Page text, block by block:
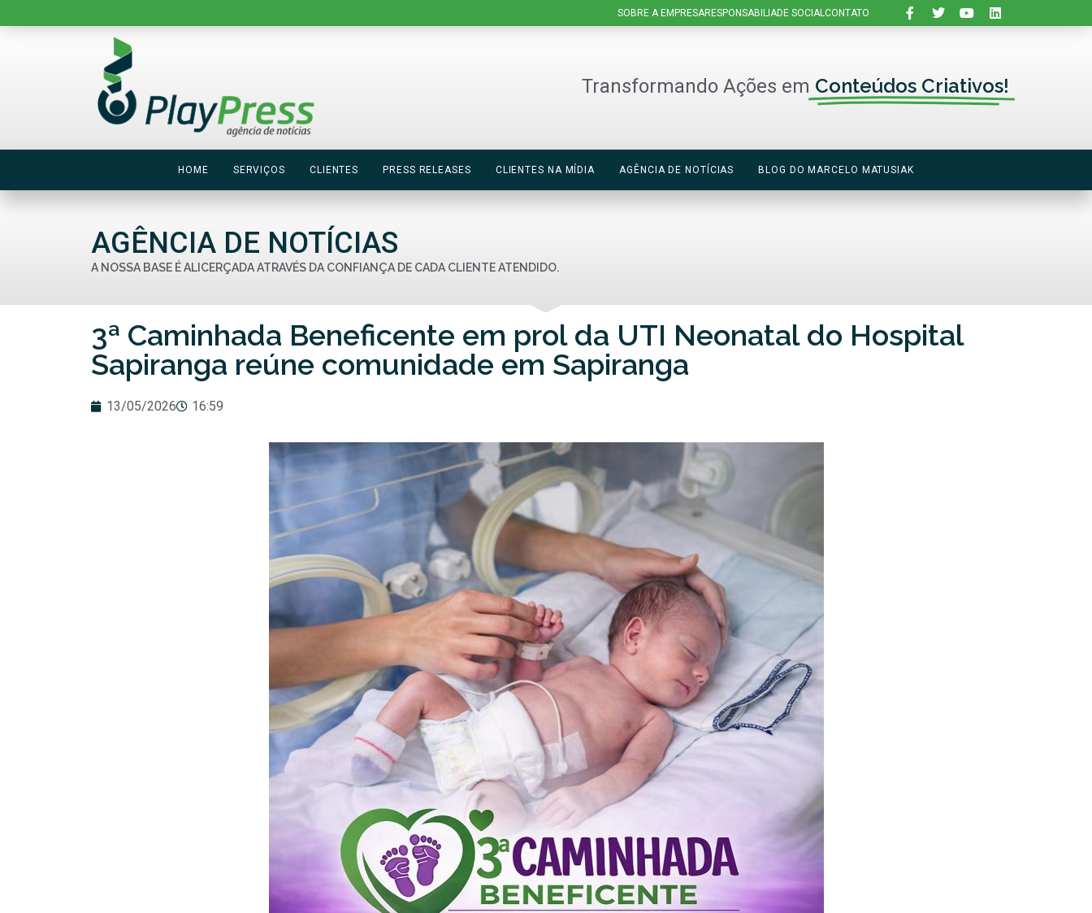
SOBRE A EMPRESARESPONSABILIADE SOCIAL CONTATO
Transformando Ações em Conteúdos Criativos!
HOME SERVIÇOS CLIENTES PRESS RELEASES CLIENTES NA MÍDIA AGÊNCIA DE NOTÍCIAS BLOG DO MARCELO MATUSIAK
AGÊNCIA DE NOTÍCIAS
A NOSSA BASE É ALICERÇADA ATRAVÉS DA CONFIANÇA DE CADA CLIENTE ATENDIDO.
3ª Caminhada Beneficente em prol da UTI Neonatal do Hospital
Sapiranga reúne comunidade em Sapiranga
13/05/2026 16:59